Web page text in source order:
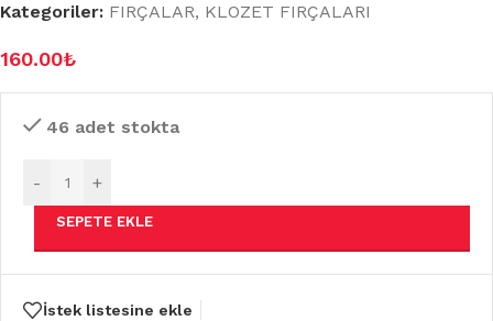
Kategoriler: FIRÇALAR, KLOZET FIRÇALARI
160.00₺
46 adet stokta
- +
SEPETE EKLE
İstek listesine ekle